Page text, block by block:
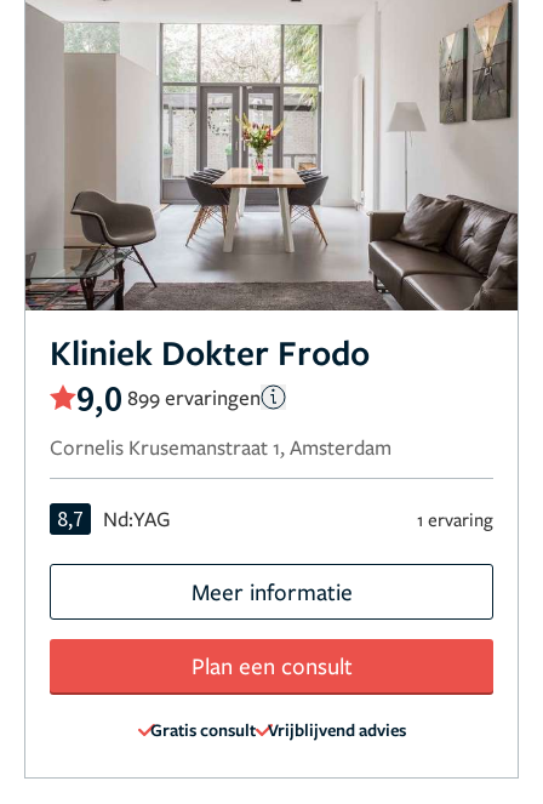
Kliniek Dokter Frodo
9,0 899 ervaringen
Cornelis Krusemanstraat 1, Amsterdam
8,7 Nd:YAG 1 ervaring
Meer informatie
Plan een consult
Gratis consult Vrijblijvend advies